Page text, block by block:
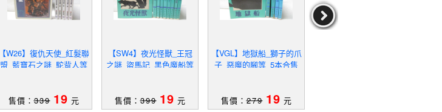
【W26】復仇天使_紅髮聯
盟_藍寶石之謎_駝背人等
售價：339 19 元
【SW4】夜光怪獸_王冠
之謎_盜馬記_黑色魔船等
售價：399 19 元
【VGL】地獄船_獅子的爪
子_惡魔的腳等_5本合售
售價：279 19 元